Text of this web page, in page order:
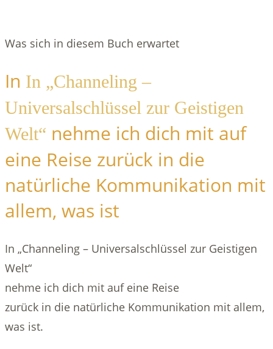
Was sich in diesem Buch erwartet
In In „Channeling –
Universalschlüssel zur Geistigen
Welt“ nehme ich dich mit auf
eine Reise zurück in die
natürliche Kommunikation mit
allem, was ist
In „Channeling – Universalschlüssel zur Geistigen
Welt“
nehme ich dich mit auf eine Reise
zurück in die natürliche Kommunikation mit allem,
was ist.